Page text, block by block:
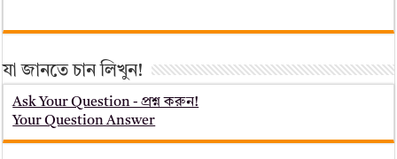
যা জানতে চান লিখুন!
Ask Your Question - প্রশ্ন করুন!
Your Question Answer